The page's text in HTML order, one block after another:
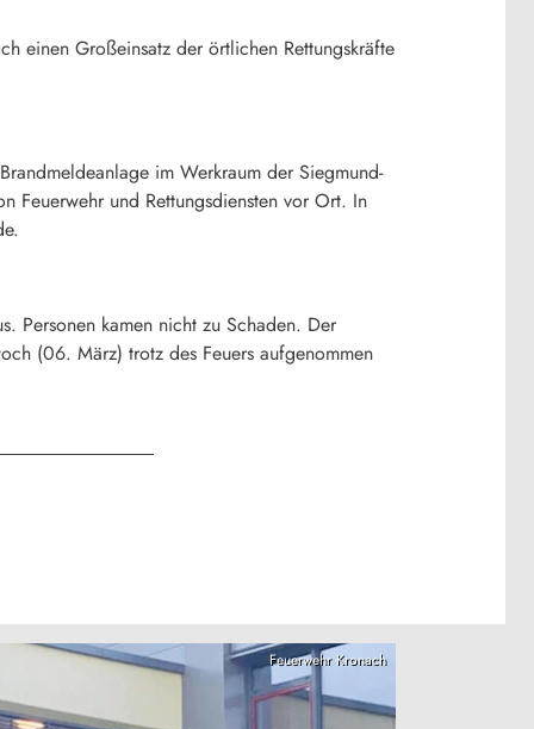
einen Großeinsatz der örtlichen Rettungskräfte
im Werkraum der Siegmund-
Feuerwehr und Rettungsdiensten vor Ort. In
Personen kamen nicht zu Schaden. Der
(06. März) trotz des Feuers aufgenommen
Feuerwehr Kronach